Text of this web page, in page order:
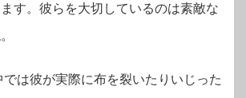
す。彼らを大切しているのは素敵な
では彼が実際に布を裂いたりいじった